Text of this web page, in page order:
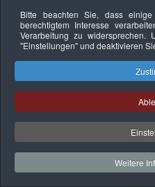
Datenschutzerklärung
Copyright © 2026.
Sachverständiger und
Bitte beachten Sie, dass
berechtigtem Interesse
Verarbeitung zu
"Einstellungen"und deaktivieren
Weitere